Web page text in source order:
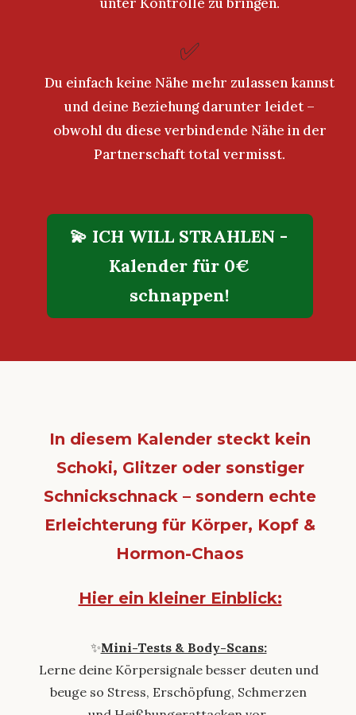
✅
Du einfach keine Nähe mehr zulassen kannst
und deine Beziehung darunter leidet –
obwohl du diese verbindende Nähe in der
Partnerschaft total vermisst.
💫 ICH WILL STRAHLEN -
Kalender für 0€
schnappen!
In diesem Kalender steckt kein
Schoki, Glitzer oder sonstiger
Schnickschnack – sondern echte
Erleichterung für Körper, Kopf &
Hormon-Chaos
Hier ein kleiner Einblick:
✨Mini-Tests & Body-Scans:
Lerne deine Körpersignale besser deuten und
beuge so Stress, Erschöpfung, Schmerzen